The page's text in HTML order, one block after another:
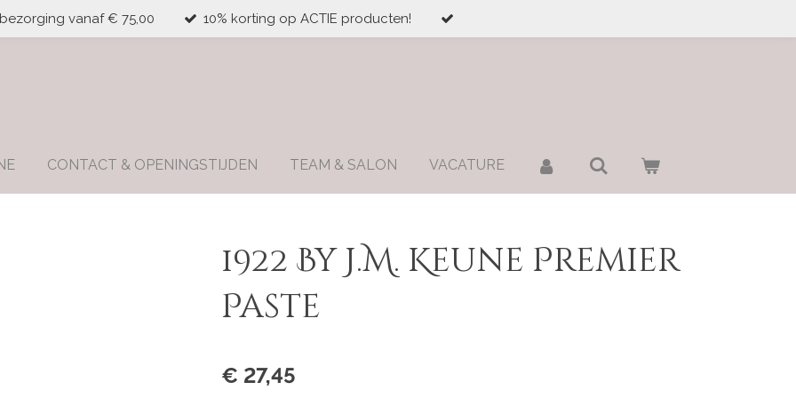
vanaf € 75,00 10% korting op ACTIE producten!
CONTACT & OPENINGSTIJDEN TEAM & SALON VACATURE
1922 By J.M. Keune Premier
Paste
€ 27,45